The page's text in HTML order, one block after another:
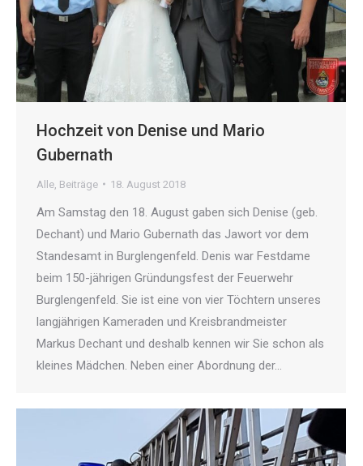
Hochzeit von Denise und Mario
Gubernath
Alle Beiträge 18. August 2018
Am Samstag den 18. August gaben sich Denise (geb.
Dechant) und Mario Gubernath das Jawort vor dem
Standesamt in Burglengenfeld. Denis war Festdame
beim 150-jährigen Gründungsfest der Feuerwehr
Burglengenfeld. Sie ist eine von vier Töchtern unseres
langjährigen Kameraden und Kreisbrandmeister
Markus Dechant und deshalb kennen wir Sie schon als
kleines Mädchen. Neben einer Abordnung der…